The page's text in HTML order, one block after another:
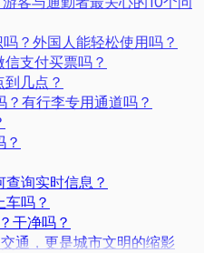
？外国人能轻松使用吗？
支付买票吗？
几点？
有行李专用通道吗？
询实时信息？
吗？
干净吗？
通，更是城市文明的缩影